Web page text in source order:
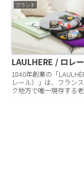
ブランド
LAULHERE / ロレ
1840年創業の「
レール）」は、フラン
ク地方で唯一現存する